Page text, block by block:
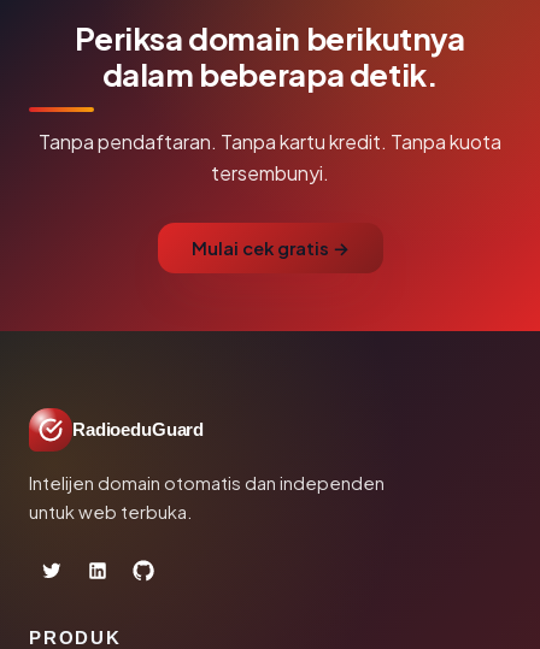
Periksa domain berikutnya
dalam beberapa detik.
Tanpa pendaftaran. Tanpa kartu kredit. Tanpa kuota
tersembunyi.
Mulai cek gratis →
RadioeduGuard
Intelijen domain otomatis dan independen
untuk web terbuka.
PRODUK